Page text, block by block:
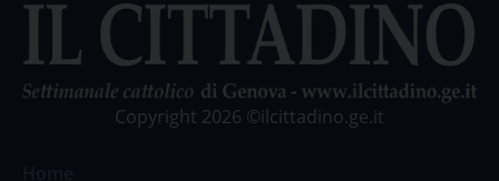
Copyright 2026 ©ilcittadino.ge.it